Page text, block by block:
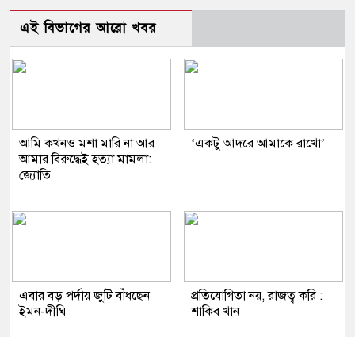
এই বিভাগের আরো খবর
আমি কখনও মশা মারি না আর
আমার বিরুদ্ধেই হত্যা মামলা:
জ্যোতি
‘একটু আদরে আমাকে রাখো’
এবার বড় পর্দায় জুটি বাঁধছেন
ইমন-দীঘি
প্রতিযোগিতা নয়, রাজত্ব করি :
শাকিব খান